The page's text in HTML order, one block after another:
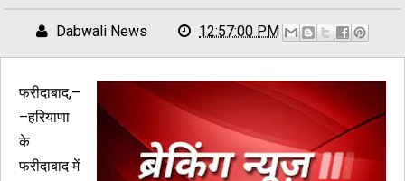
Dabwali News 12:57:00 PM
फरीदाबाद,–
–हरियाणा
के
फरीदाबाद में